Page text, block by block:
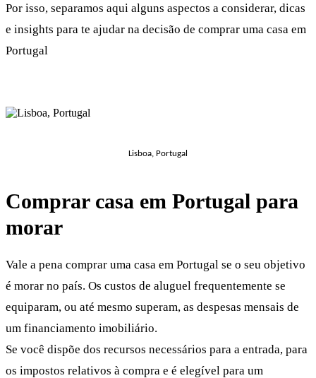
Por isso, separamos aqui alguns aspectos a considerar, dicas
e insights para te ajudar na decisão de comprar uma casa em
Portugal
Lisboa, Portugal
Comprar casa em Portugal para
morar
Vale a pena comprar uma casa em Portugal se o seu objetivo
é morar no país. Os custos de aluguel frequentemente se
equiparam, ou até mesmo superam, as despesas mensais de
um financiamento imobiliário.
Se você dispõe dos recursos necessários para a entrada, para
os impostos relativos à compra e é elegível para um